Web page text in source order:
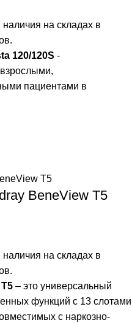
на складах в
120/120S -
пациентами в
BeneView T5
на складах в
– это универсальный
функций с 13 слотами
с наркозно-